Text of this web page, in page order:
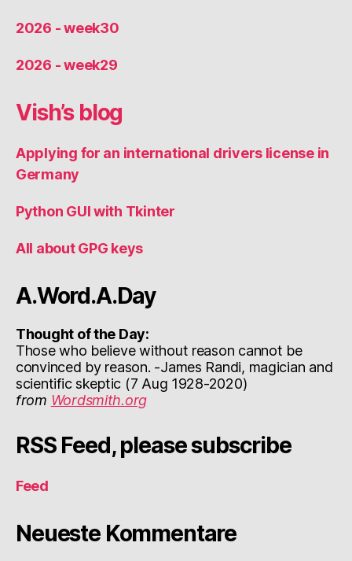
2026 - week30
2026 - week29
Vish’s blog
Applying for an international drivers license in
Germany
Python GUI with Tkinter
All about GPG keys
A.Word.A.Day
Thought of the Day:
Those who believe without reason cannot be
convinced by reason. -James Randi, magician and
scientific skeptic (7 Aug 1928-2020)
from Wordsmith.org
RSS Feed, please subscribe
Feed
Neueste Kommentare